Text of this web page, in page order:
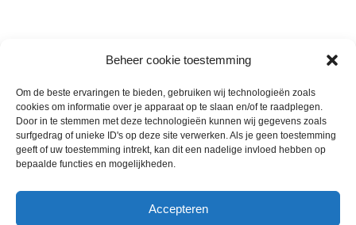
Beheer cookie toestemming
Om de beste ervaringen te bieden, gebruiken wij technologieën zoals
cookies om informatie over je apparaat op te slaan en/of te raadplegen.
Door in te stemmen met deze technologieën kunnen wij gegevens zoals
surfgedrag of unieke ID's op deze site verwerken. Als je geen toestemming
geeft of uw toestemming intrekt, kan dit een nadelige invloed hebben op
bepaalde functies en mogelijkheden.
Accepteren
Wie zijn wij
Contact met onze inkoop
Klantenservice
Annuleer & Retourbeleid